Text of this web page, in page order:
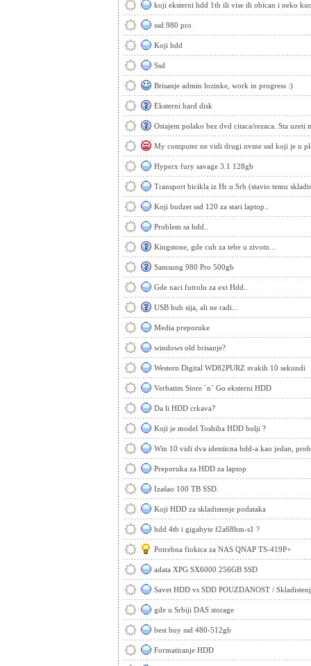
koji eksterni hdd 1tb ili vise ili obican i neko
ssd 980 pro
Koji hdd
Ssd
Brisanje admin lozinke, work in progress :)
Eksterni hard disk
Ostajem polako bez dvd citaca/rezaca. Sta uzeti
My computer ne vidi drugi nvme ssd koji je u
Hyperx fury savage 3.1 128gb
Transport bicikla iz Hr u Srb (stavio temu
Koji budzet ssd 120 za stari laptop..
Problem sa hdd..
Kingstone, gde cuh za tebe u zivotu...
Samsung 980 Pro 500gb
Gde naci futrolu za ext Hdd..
USB hub sija, ali ne radi...
Media preporuke
windows old brisanje?
Western Digital WD82PURZ svakih 10 sekundi
Verbatim Store `n` Go eksterni HDD
Da li HDD crkava?
Koji je model Toshiba HDD bolji ?
Win 10 vidi dva identicna hdd-a kao jedan,
Preporuka za HDD za laptop
Izašao 100 TB SSD.
Koji HDD za skladistenje podataka
hdd 4tb i gigabyte f2a68hm-s1 ?
Potrebna fiokica za NAS QNAP TS-419P+
adata XPG SX6000 256GB SSD
Savet HDD vs SDD POUZDANOST /
gde u Srbiji DAS storage
best buy ssd 480-512gb
Formatiranje HDD